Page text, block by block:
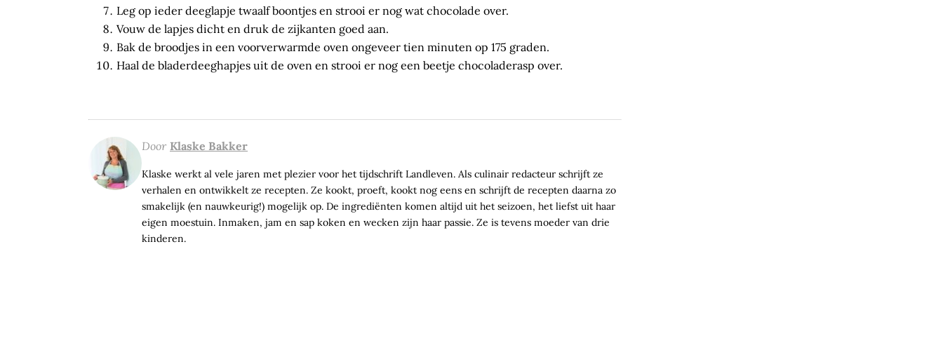
Leg op ieder deeglapje twaalf boontjes en strooi er nog wat chocolade over.
Vouw de lapjes dicht en druk de zijkanten goed aan.
Bak de broodjes in een voorverwarmde oven ongeveer tien minuten op 175 graden.
Haal de bladerdeeghapjes uit de oven en strooi er nog een beetje chocoladerasp over.
Door Klaske Bakker
Klaske werkt al vele jaren met plezier voor het tijdschrift Landleven. Als culinair redacteur schrijft ze
verhalen en ontwikkelt ze recepten. Ze kookt, proeft, kookt nog eens en schrijft de recepten daarna zo
smakelijk (en nauwkeurig!) mogelijk op. De ingrediënten komen altijd uit het seizoen, het liefst uit haar
eigen moestuin. Inmaken, jam en sap koken en wecken zijn haar passie. Ze is tevens moeder van drie
kinderen.